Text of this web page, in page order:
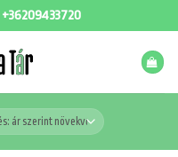
+36209433720